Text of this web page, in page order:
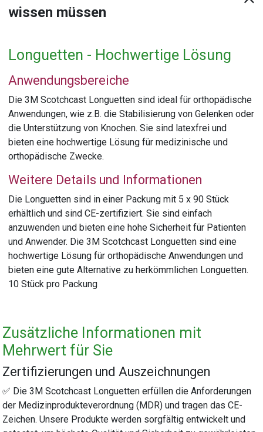
wissen müssen
Longuetten - Hochwertige Lösung
Anwendungsbereiche
Die 3M Scotchcast Longuetten sind ideal für orthopädische
Anwendungen, wie z.B. die Stabilisierung von Gelenken oder
die Unterstützung von Knochen. Sie sind latexfrei und
bieten eine hochwertige Lösung für medizinische und
orthopädische Zwecke.
Weitere Details und Informationen
Die Longuetten sind in einer Packung mit 5 x 90 Stück
erhältlich und sind CE-zertifiziert. Sie sind einfach
anzuwenden und bieten eine hohe Sicherheit für Patienten
und Anwender. Die 3M Scotchcast Longuetten sind eine
hochwertige Lösung für orthopädische Anwendungen und
bieten eine gute Alternative zu herkömmlichen Longuetten.
10 Stück pro Packung
Zusätzliche Informationen mit
Mehrwert für Sie
Zertifizierungen und Auszeichnungen
✅ Die 3M Scotchcast Longuetten erfüllen die Anforderungen
der Medizinprodukteverordnung (MDR) und tragen das CE-
Zeichen. Unsere Produkte werden sorgfältig entwickelt und